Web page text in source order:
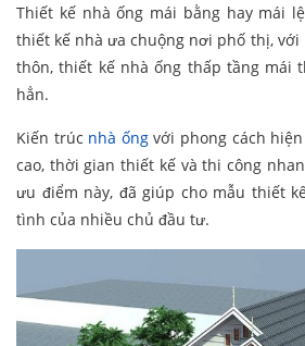
Thiết kế nhà ống mái bằng hay mái
thiết kế nhà ưa chuộng nơi phố thị,
thôn, thiết kế nhà ống thấp tầng mái
hẳn.
Kiến trúc nhà ốngvới phong cách
cao, thời gian thiết kế và thi công
ưu điểm này, đã giúp cho mẫu thiết
tình của nhiều chủ đầu tư.